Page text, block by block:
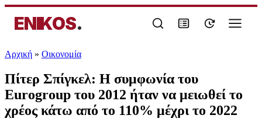
ENIKOS.
Αρχική » Oικονομία
Πίτερ Σπίγκελ: Η συμφωνία του
Eurogroup του 2012 ήταν να μειωθεί το
χρέος κάτω από το 110% μέχρι το 2022